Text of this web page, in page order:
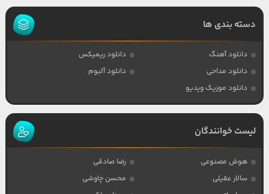
دسته بندی ها
دانلود آهنگ
دانلود ریمیکس
دانلود مداحی
دانلود آلبوم
دانلود موزیک ویدیو
لیست خوانندگان
هوش مصنوعی
رضا صادقی
سالار عقیلی
محسن چاوشی